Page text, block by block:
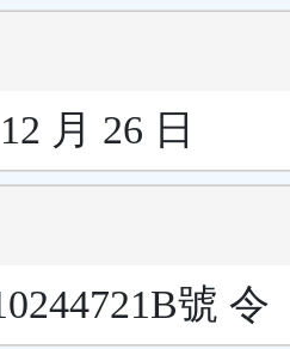
月 26 日
號 令